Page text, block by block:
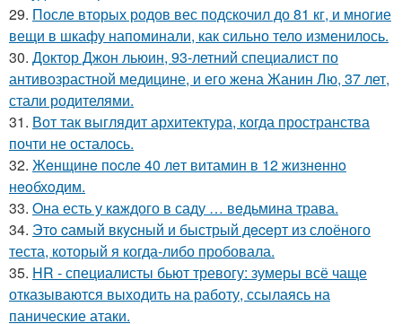
29. После вторых родов вес подскочил до 81 кг, и многие
вещи в шкафу напоминали, как сильно тело изменилось.
30. Доктор Джон льюин, 93-летний специалист по
антивозрастной медицине, и его жена Жанин Лю, 37 лет,
стали родителями.
31. Вот так выглядит архитектура, когда пространства
почти не осталось.
32. Жeнщинe пocлe 40 лeт витамин в 12 жизнeннo
нeoбхoдим.
33. Oна есть у кaждого в саду … вeдьмина трава.
34. Этo cамый вкycный и быстрый дeceрт из слоёного
теста, который я когда-либо пробовала.
35. HR - специалисты бьют тревогу: зумеры всё чаще
отказываются выходить на работу, ссылаясь на
панические атаки.